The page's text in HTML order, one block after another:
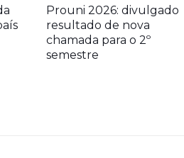
Prouni 2026: divulgado
resultado de nova
chamada para o 2º
semestre